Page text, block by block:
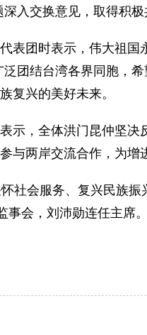
入交换意见，取得积极
团时表示，伟大祖国
团结台湾各界同胞，
复兴的美好未来。
，全体洪门昆仲坚决
与两岸交流合作，为
会服务、复兴民族振
会，刘沛勋连任主